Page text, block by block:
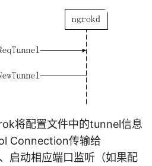
将配置文件中的tunnel信息
Connection传输给
启动相应端口监听（如果配